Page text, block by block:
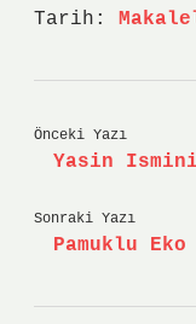
Tarih:
Önceki Yazı
Yasin
Sonraki Yazı
Pamuklu